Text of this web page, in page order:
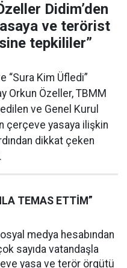
Didim’den
ve terörist
tepkililer”
“Sura Kim Üfledi”
Orkun Özeller, TBMM
ve Genel Kurul
çerçeve yasaya ilişkin
dikkat çeken
TEMAS ETTİM”
medya hesabından
sayıda vatandaşla
yasa ve terör örgütü